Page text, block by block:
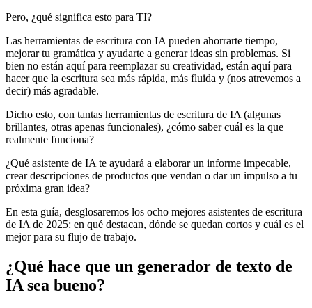
Pero, ¿qué significa esto para TI?
Las herramientas de escritura con IA pueden ahorrarte tiempo,
mejorar tu gramática y ayudarte a generar ideas sin problemas. Si
bien no están aquí para reemplazar su creatividad, están aquí para
hacer que la escritura sea más rápida, más fluida y (nos atrevemos a
decir) más agradable.
Dicho esto, con tantas herramientas de escritura de IA (algunas
brillantes, otras apenas funcionales), ¿cómo saber cuál es la que
realmente funciona?
¿Qué asistente de IA te ayudará a elaborar un informe impecable,
crear descripciones de productos que vendan o dar un impulso a tu
próxima gran idea?
En esta guía, desglosaremos los ocho mejores asistentes de escritura
de IA de 2025: en qué destacan, dónde se quedan cortos y cuál es el
mejor para su flujo de trabajo.
¿Qué hace que un generador de texto de
IA sea bueno?